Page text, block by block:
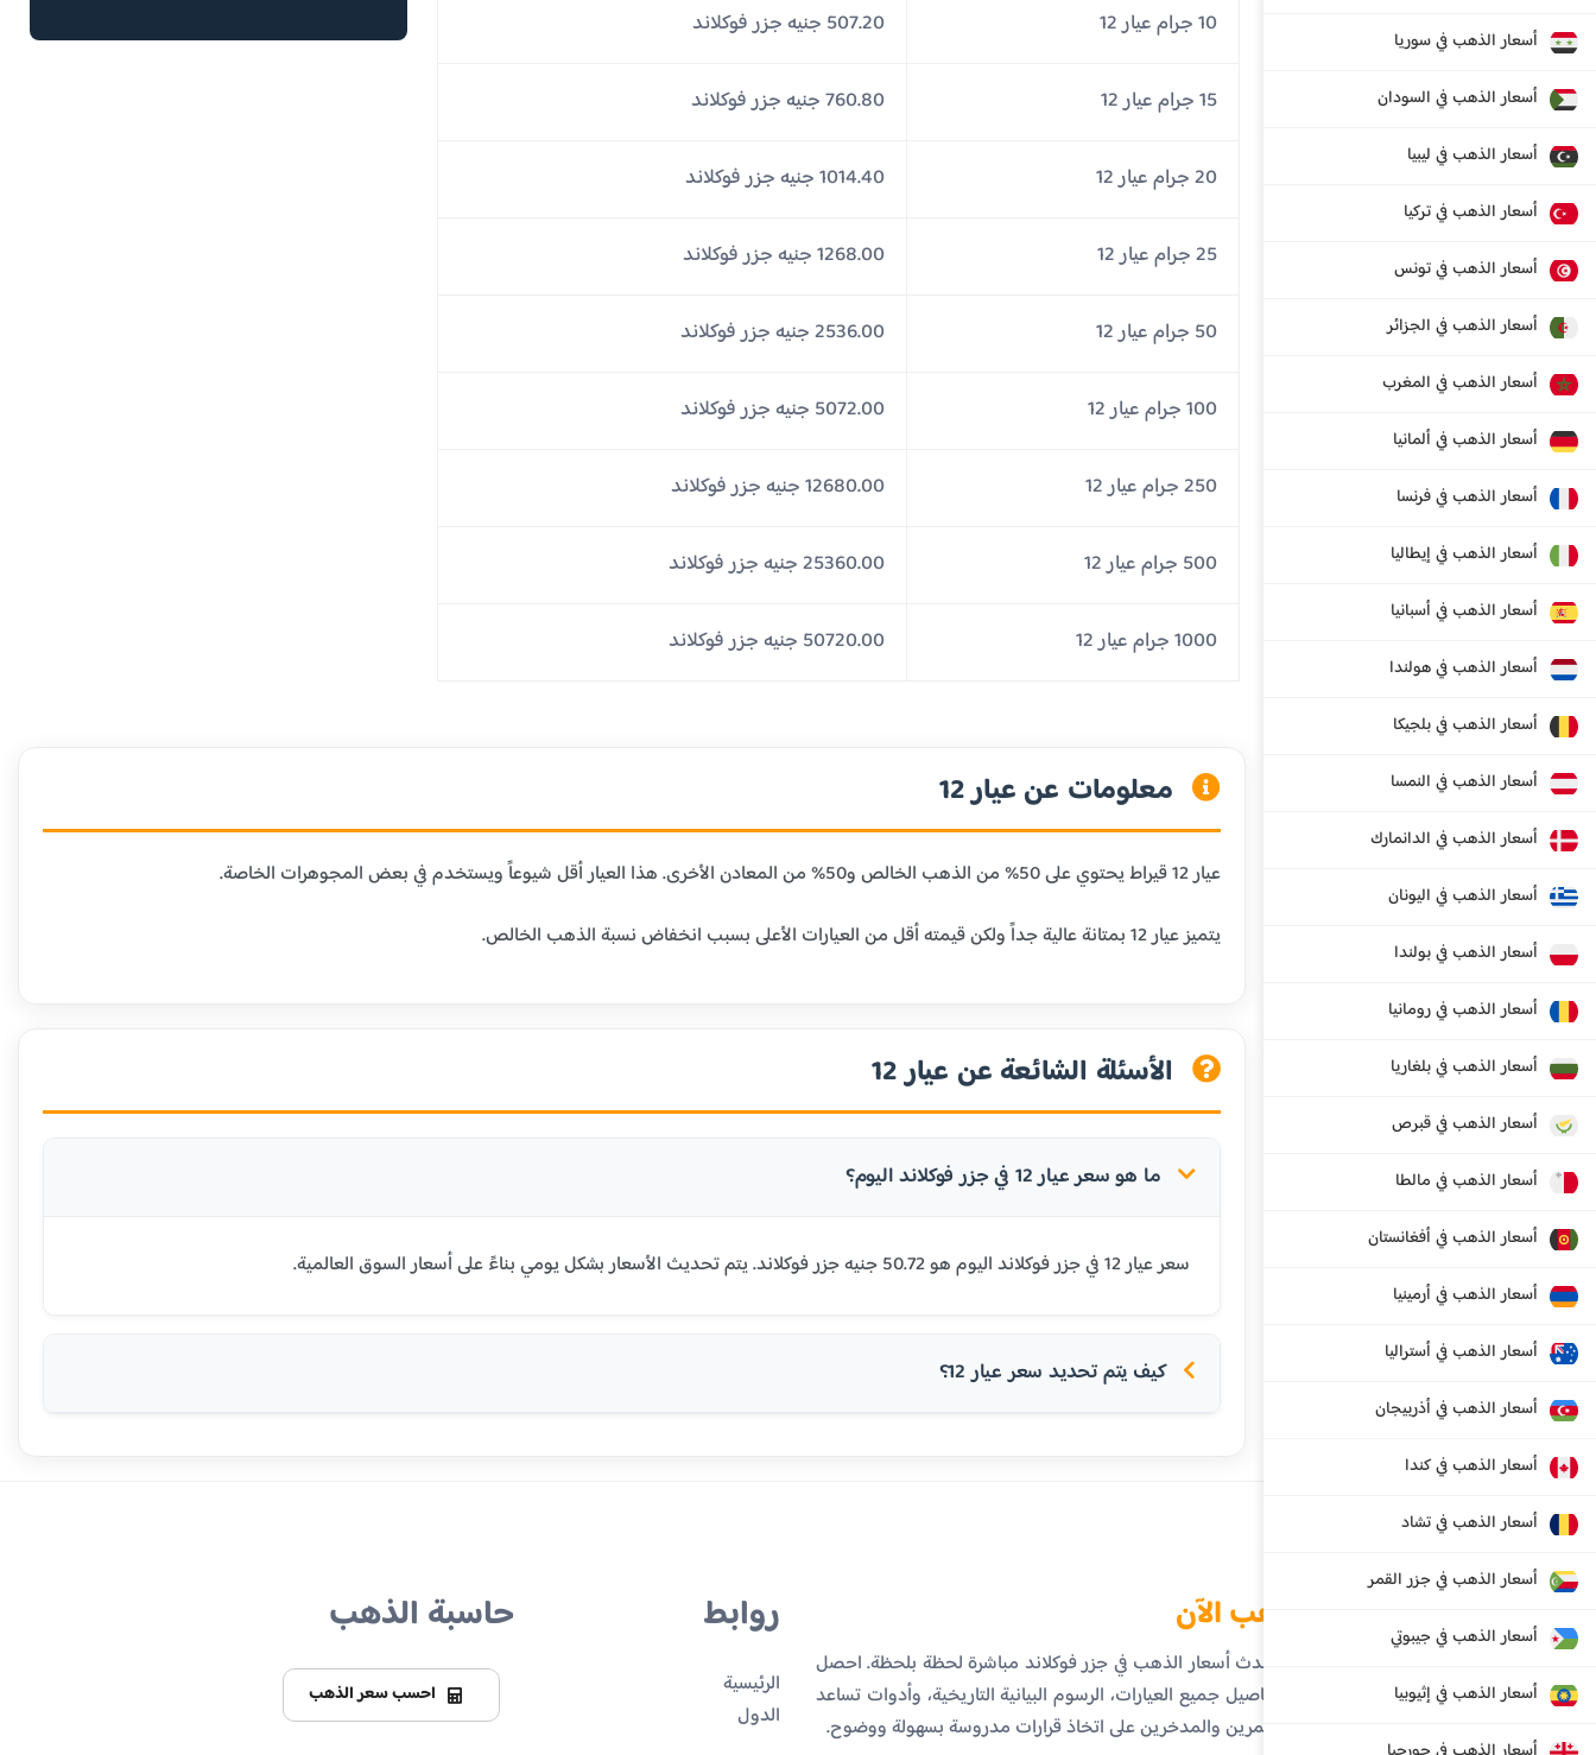
أسعار الذهب في سوريا
أسعار الذهب في السودان
أسعار الذهب في ليبيا
أسعار الذهب في تركيا
أسعار الذهب في تونس
أسعار الذهب في الجزائر
أسعار الذهب في المغرب
أسعار الذهب في ألمانيا
أسعار الذهب في فرنسا
أسعار الذهب في إيطاليا
أسعار الذهب في أسبانيا
أسعار الذهب في هولندا
أسعار الذهب في بلجيكا
أسعار الذهب في النمسا
أسعار الذهب في الدانمارك
أسعار الذهب في اليونان
أسعار الذهب في بولندا
أسعار الذهب في رومانيا
أسعار الذهب في بلغاريا
أسعار الذهب في قبرص
أسعار الذهب في مالطا
أسعار الذهب في أفغانستان
أسعار الذهب في أرمينيا
أسعار الذهب في أستراليا
أسعار الذهب في أذربيجان
أسعار الذهب في كندا
أسعار الذهب في تشاد
أسعار الذهب في جزر القمر
أسعار الذهب في جيبوتي
أسعار الذهب في إثيوبيا
10 جرام عيار 12 507.20 جنيه جزر فوكلاند
15 جرام عيار 12 760.80 جنيه جزر فوكلاند
20 جرام عيار 12 1014.40 جنيه جزر فوكلاند
25 جرام عيار 12 1268.00 جنيه جزر فوكلاند
50 جرام عيار 12 2536.00 جنيه جزر فوكلاند
100 جرام عيار 12 5072.00 جنيه جزر فوكلاند
250 جرام عيار 12 12680.00 جنيه جزر فوكلاند
500 جرام عيار 12 25360.00 جنيه جزر فوكلاند
1000 جرام عيار 12 50720.00 جنيه جزر فوكلاند
معلومات عن عيار 12
عيار 12 قيراط يحتوي على 50% من الذهب الخالص و50% من المعادن الأخرى. هذا العيار أقل شيوعاً ويستخدم في بعض المجوهرات الخاصة.
يتميز عيار 12 بمتانة عالية جداً ولكن قيمته أقل من العيارات الأعلى بسبب انخفاض نسبة الذهب الخالص.
الأسئلة الشائعة عن عيار 12
ما هو سعر عيار 12 في جزر فوكلاند اليوم؟
سعر عيار 12 في جزر فوكلاند اليوم هو 50.72 جنيه جزر فوكلاند. يتم تحديث الأسعار بشكل يومي بناءً على أسعار السوق العالمية.
كيف يتم تحديد سعر عيار 12؟
الذهب الآن
تابع أحدث أسعار الذهب في جزر فوكلاند مباشرة لحظة بلحظة. احصل
على تفاصيل جميع العيارات، الرسوم البيانية التاريخية، وأدوات تساعد
المستثمرين والمدخرين على اتخاذ قرارات مدروسة بسهولة ووضوح.
روابط
الرئيسية
الدول
حاسبة الذهب
احسب سعر الذهب